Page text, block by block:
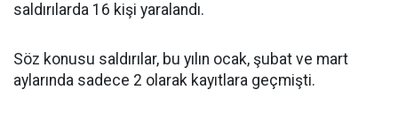
saldırılarda 16 kişi yaralandı.
Söz konusu saldırılar, bu yılın ocak, şubat ve mart
aylarında sadece 2 olarak kayıtlara geçmişti.